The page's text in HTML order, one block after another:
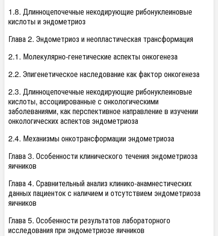
1.8. Длинноцепочечные некодирующие рибонуклеиновые
кислоты и эндометриоз
Глава 2. Эндометриоз и неопластическая трансформация
2.1. Молекулярно-генетические аспекты онкогенеза
2.2. Эпигенетическое наследование как фактор онкогенеза
2.3. Длинноцепочечные некодирующие рибонуклеиновые
кислоты, ассоциированные с онкологическими
заболеваниями, как перспективное направление в изучении
онкологических аспектов эндометриоза
2.4. Механизмы онкотрансформации эндометриоза
Глава 3. Особенности клинического течения эндометриоза
яичников
Глава 4. Сравнительный анализ клинико-анамнестических
данных пациенток с наличием и отсутствием эндометриоза
яичников
Глава 5. Особенности результатов лабораторного
исследования при эндометриозе яичников